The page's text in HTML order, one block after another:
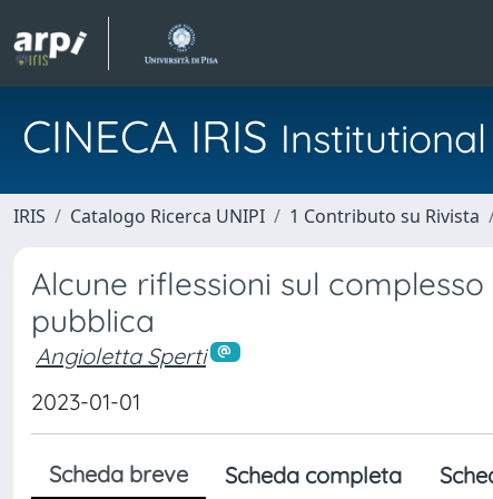
CINECA IRIS
IRIS Catalogo Ricerca UNIPI 1 Contributo su Rivista
Alcune riflessioni sul
pubblica
Angioletta Sperti
2023-01-01
Scheda breve Scheda completa